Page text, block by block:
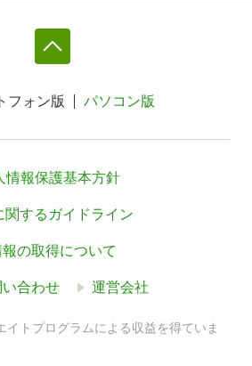
フォン版 パソコン版
情報保護基本方針
するガイドライン
の取得について
合わせ 運営会社
イトプログラムによる収益を得ていま